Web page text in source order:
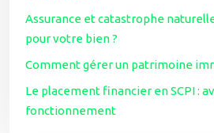
Assurance et catastrophe
pour votre bien ?
Comment gérer un patrimoine
Le placement financier en SCPI :
fonctionnement